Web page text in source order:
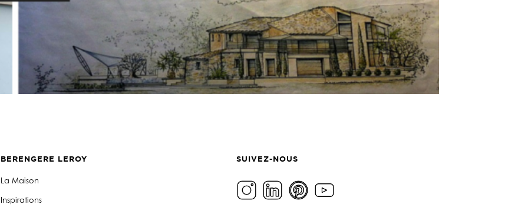
BERENGERE LEROY
La Maison
Inspirations
SUIVEZ-NOUS